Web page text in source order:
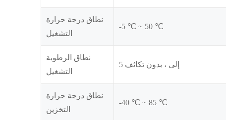
نطاق درجة حرارة
التشغيل
-5 ℃ ~ 50 ℃
نطاق الرطوبة
التشغيل
5 إلى ، بدون تكاثف
نطاق درجة حرارة
التخزين
-40 ℃ ~ 85 ℃